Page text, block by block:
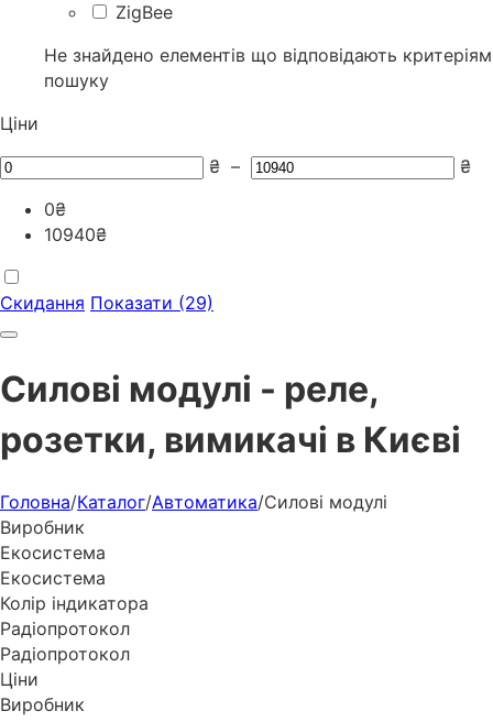
ZigBee
Не знайдено елементів що відповідають критеріям
пошуку
Ціни
₴ –
₴
0₴
10940₴
Скидання Показати (29)
Силові модулі - реле,
розетки, вимикачі в Києві
Головна/Каталог/Автоматика/Силові модулі
Виробник
Екосистема
Екосистема
Колір індикатора
Радіопротокол
Радіопротокол
Ціни
Виробник